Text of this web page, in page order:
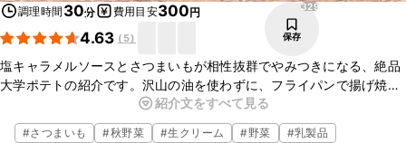
調理時間 30分 費用目安300円
4.63 ( 5)
329
保存
塩キャラメルソースとさつまいもが相性抜群でやみつきになる、絶品
大学ポテトの紹介です。沢山の油を使わずに、フライパンで揚げ焼き
にするのでとても手軽で簡単にお作りいただけます。おやつやお茶菓
子などにぜひ、作ってみてはいかがでしょうか。
紹介文をすべて見る
#さつまいも #秋野菜 #生クリーム #野菜 #乳製品